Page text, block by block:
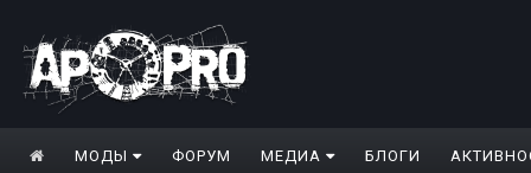
МОДЫ ФОРУМ МЕДИА БЛОГИ